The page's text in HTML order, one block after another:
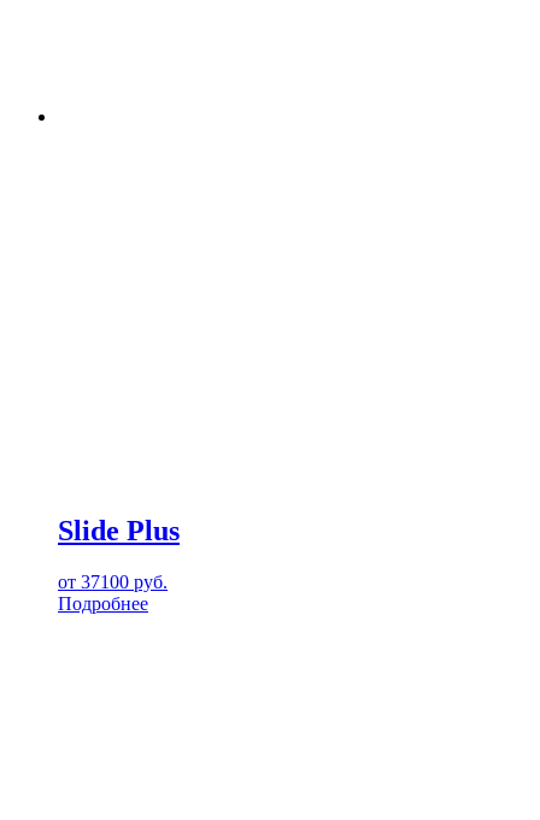
Slide Plus
от 37100 руб.
Подробнее